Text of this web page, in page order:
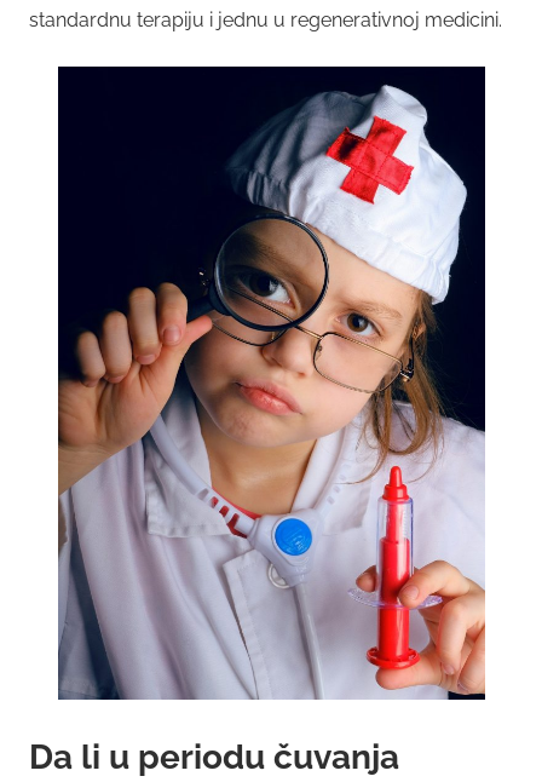
standardnu terapiju i jednu u regenerativnoj medicini.
Da li u periodu čuvanja